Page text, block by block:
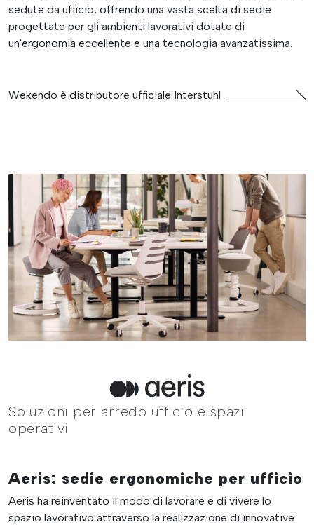
sedute da ufficio, offrendo una vasta scelta di sedie
progettate per gli ambienti lavorativi dotate di
un'ergonomia eccellente e una tecnologia avanzatissima.
Wekendo è distributore ufficiale Interstuhl
Soluzioni per arredo ufficio e spazi
operativi
Aeris: sedie ergonomiche per ufficio
Aeris ha reinventato il modo di lavorare e di vivere lo
spazio lavorativo attraverso la realizzazione di innovative